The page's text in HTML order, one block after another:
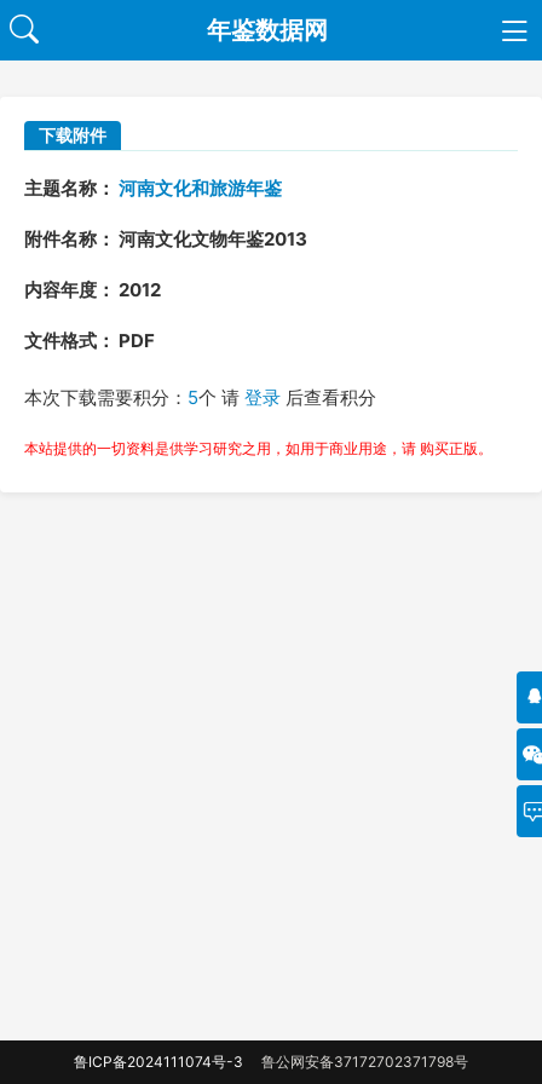
年鉴数据网
下载附件
主题名称： 河南文化和旅游年鉴
附件名称： 河南文化文物年鉴2013
内容年度： 2012
文件格式： PDF
本次下载需要积分： 5个 请 登录 后查看积分
本站提供的一切资料是供学习研究之用，如用于商业用途，请 购买正版。
鲁ICP备2024111074号-3 鲁公网安备37172702371798号